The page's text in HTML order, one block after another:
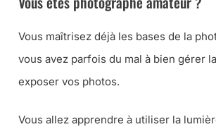
Vous maîtrisez déjà les bases de la
vous avez parfois du mal à bien gérer
exposer vos photos.
Vous allez apprendre à utiliser la